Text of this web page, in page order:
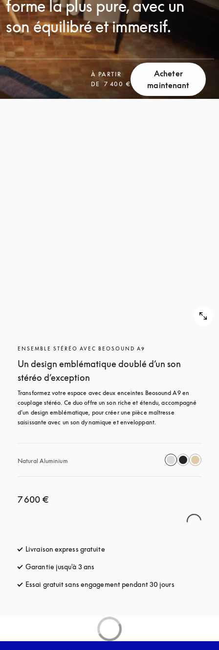
forme la plus pure, avec un
son équilibré et immersif.
FAITES
DÉFILER
FAITES
DÉFILER
LA
À PARTIR
DE
7 400 €
Acheter
maintenant
ENSEMBLE STÉRÉO AVEC BEOSOUND A9
Un design emblématique doublé d’un son
stéréo d’exception
Transformez votre espace avec deux enceintes Beosound A9 en
couplage stéréo. Ce duo offre un son riche et étendu, accompagné
d’un design emblématique, pour créer une pièce maîtresse
saisissante avec un son dynamique et enveloppant.
Natural Aluminium
7 600 €
Livraison express gratuite
Garantie jusqu'à 3 ans
Essai gratuit sans engagement pendant 30 jours